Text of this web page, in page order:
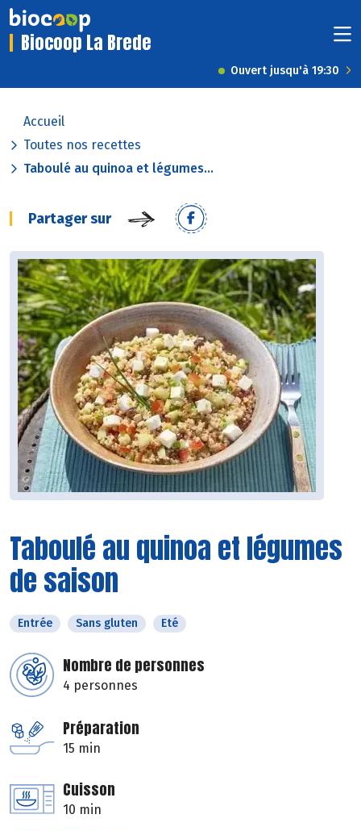
Biocoop La Brede
Ouvert jusqu'à 19:30
Accueil
Toutes nos recettes
Taboulé au quinoa et légumes...
Partager sur
Taboulé au quinoa et légumes
de saison
Entrée Sans gluten Eté
Nombre de personnes
4 personnes
Préparation
15 min
Cuisson
10 min